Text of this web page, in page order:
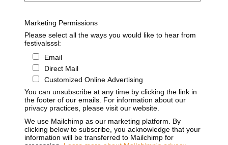
Marketing Permissions
Please select all the ways you would like to hear from
festivalsssl:
Email
Direct Mail
Customized Online Advertising
You can unsubscribe at any time by clicking the link in
the footer of our emails. For information about our
privacy practices, please visit our website.
We use Mailchimp as our marketing platform. By
clicking below to subscribe, you acknowledge that your
information will be transferred to Mailchimp for